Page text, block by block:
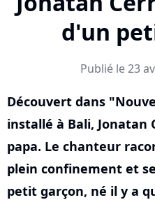
d'un
Publié le 23
Découvert dans
installé à Bali, Jonatan
papa. Le chanteur
plein confinement et
petit garçon, né il y a